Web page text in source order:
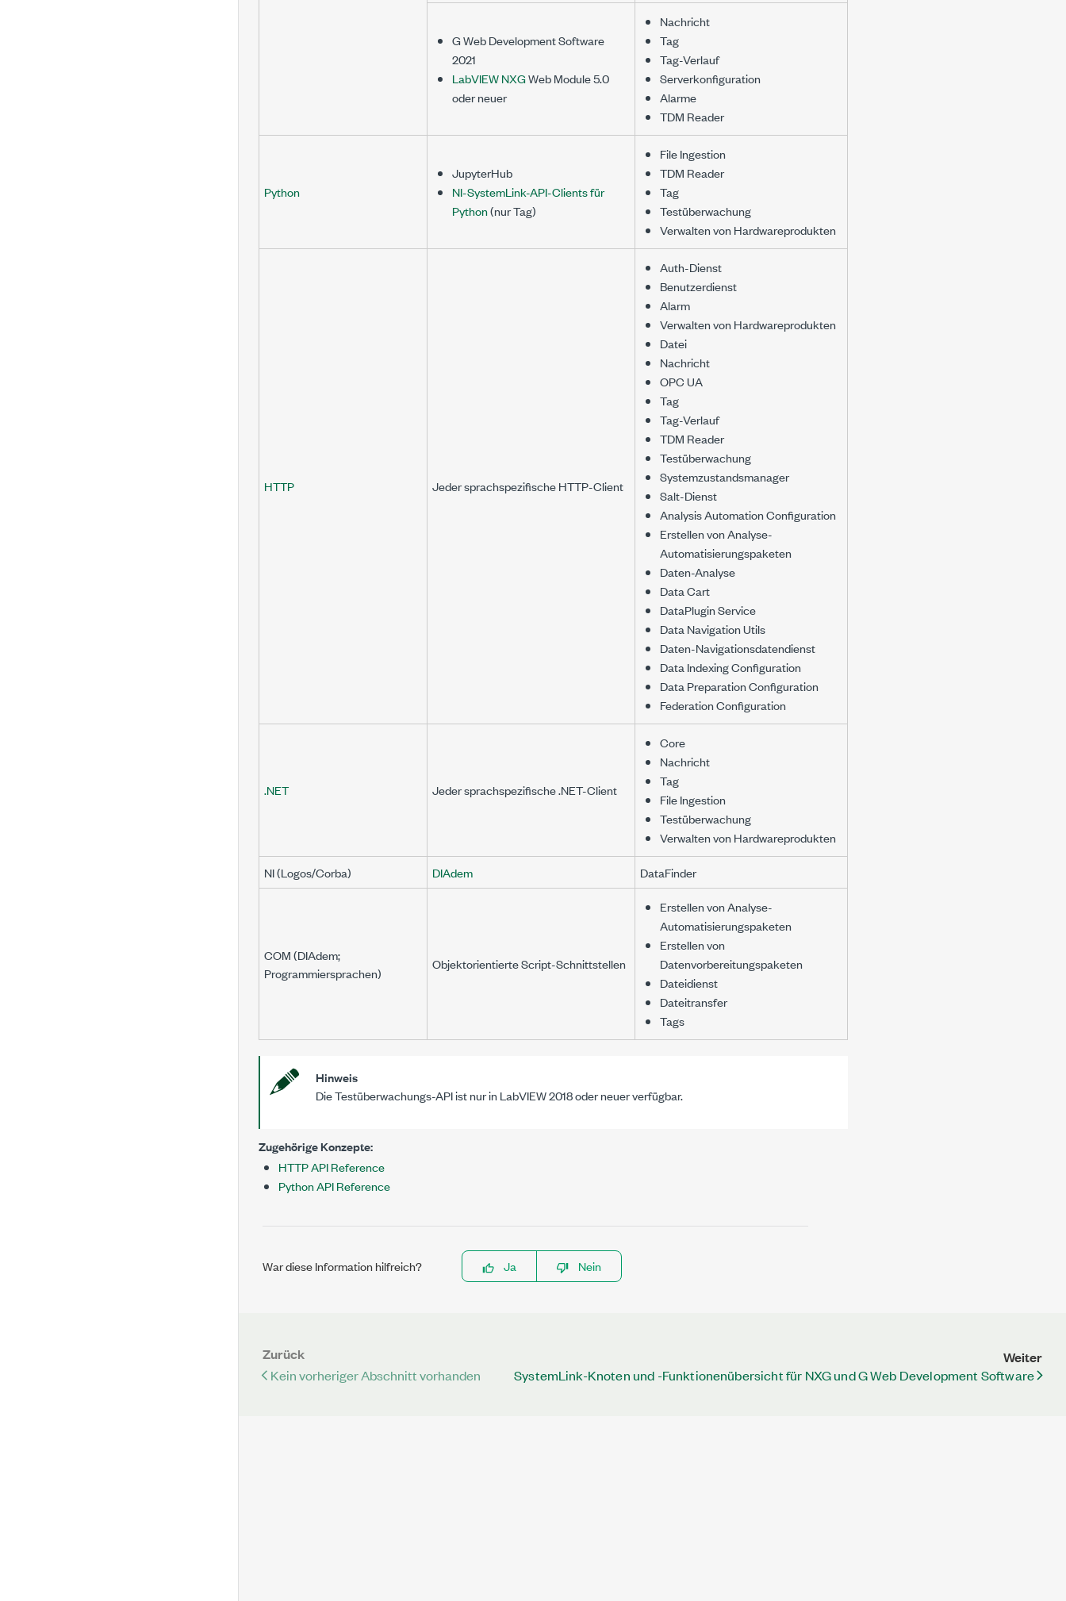
G Web Development Software
2021
LabVIEW NXGWeb Module 5.0
oder neuer
Nachricht
Tag
Tag-Verlauf
Serverkonfiguration
Alarme
TDM Reader
Python
JupyterHub
NI-SystemLink-API-Clients für
Python(nur Tag)
File Ingestion
TDM Reader
Tag
Testüberwachung
Verwalten von Hardwareprodukten
HTTP Jeder sprachspezifische HTTP-Client
Auth-Dienst
Benutzerdienst
Alarm
Verwalten von Hardwareprodukten
Datei
Nachricht
OPC UA
Tag
Tag-Verlauf
TDM Reader
Testüberwachung
Systemzustandsmanager
Salt-Dienst
Analysis Automation Configuration
Erstellen von Analyse-
Automatisierungspaketen
Daten-Analyse
Data Cart
DataPlugin Service
Data Navigation Utils
Daten-Navigationsdatendienst
Data Indexing Configuration
Data Preparation Configuration
Federation Configuration
.NET Jeder sprachspezifische .NET-Client
Core
Nachricht
Tag
File Ingestion
Testüberwachung
Verwalten von Hardwareprodukten
NI (Logos/Corba) DIAdem DataFinder
COM (DIAdem;
Programmiersprachen)
Objektorientierte Script-Schnittstellen
Erstellen von Analyse-
Automatisierungspaketen
Erstellen von
Datenvorbereitungspaketen
Dateidienst
Dateitransfer
Tags
Hinweis
Die Testüberwachungs-API ist nur in LabVIEW 2018 oder neuer verfügbar.
Zugehörige Konzepte:
HTTP API Reference
Python API Reference
War diese Information hilfreich? Ja Nein
Zurück
Kein vorheriger Abschnitt vorhanden
Weiter
SystemLink-Knoten und -Funktionenübersicht für NXG und G Web Development Software